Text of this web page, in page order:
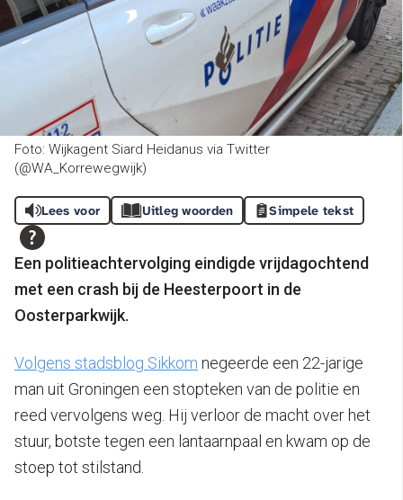
Foto: Wijkagent Siard Heidanus via Twitter
(@WA_Korrewegwijk)
Lees voor Uitleg woorden Simpele tekst
Een politieachtervolging eindigde vrijdagochtend
met een crash bij de Heesterpoort in de
Oosterparkwijk.
Volgens stadsblog Sikkom negeerde een 22-jarige
man uit Groningen een stopteken van de politie en
reed vervolgens weg. Hij verloor de macht over het
stuur, botste tegen een lantaarnpaal en kwam op de
stoep tot stilstand.